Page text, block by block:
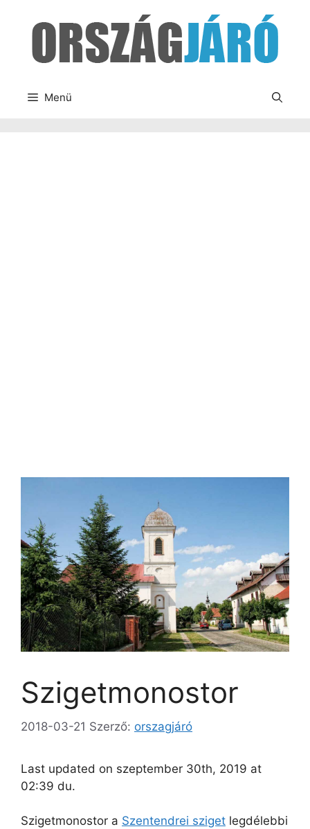
Menü
Szigetmonostor
2018-03-21 Szerző: orszagjáró
Last updated on szeptember 30th, 2019 at
02:39 du.
Szigetmonostor a Szentendrei sziget legdélebbi